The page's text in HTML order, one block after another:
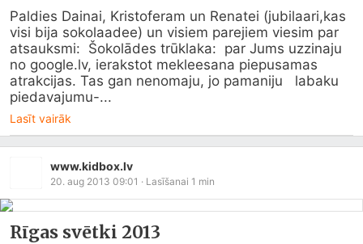
Paldies Dainai, Kristoferam un Renatei (jubilaari,kas
visi bija sokolaadee) un visiem parejiem viesim par
atsauksmi:  Šokolādes trūklaka:  par Jums uzzinaju
no google.lv, ierakstot mekleesana piepusamas
atrakcijas. Tas gan nenomaju, jo pamaniju   labaku
piedavajumu-...
Lasīt vairāk
www.kidbox.lv
20. aug 2013 09:01 · Lasīšanai 1 min
Rīgas svētki 2013